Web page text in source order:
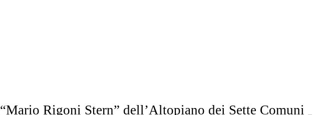
“Mario Rigoni Stern” dell’Altopiano dei Sette Comuni